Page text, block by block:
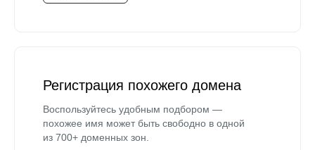
Регистрация похожего домена
Воспользуйтесь удобным подбором —
похожее имя может быть свободно в одной
из 700+ доменных зон.